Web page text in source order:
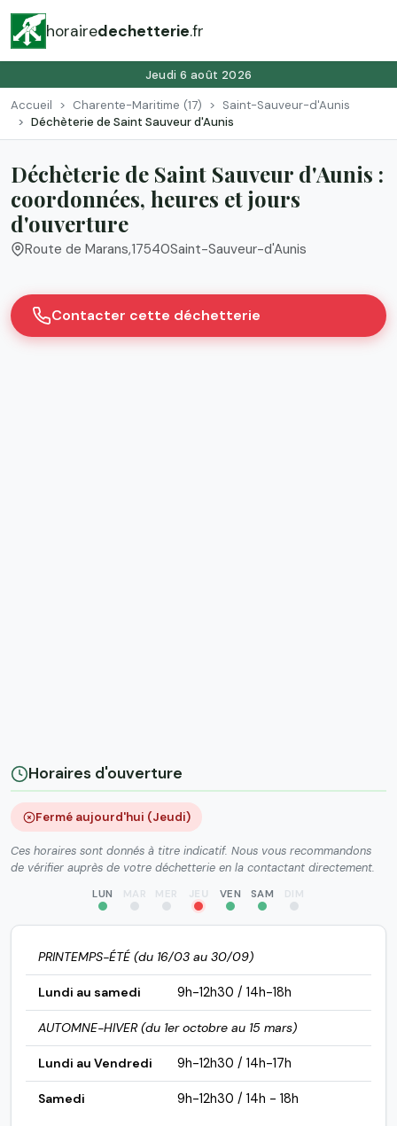
horairedechetterie.fr
Jeudi 6 août 2026
Accueil Charente-Maritime (17)
Saint-Sauveur-d'Aunis
Déchèterie de Saint Sauveur d'Aunis
Déchèterie de Saint Sauveur d'Aunis :
coordonnées, heures et jours
d'ouverture
Route de Marans,17540Saint-Sauveur-d'Aunis
Contacter cette déchetterie
Horaires d'ouverture
Fermé aujourd'hui (Jeudi)
Ces horaires sont donnés à titre indicatif. Nous vous recommandons
de vérifier auprès de votre déchetterie en la contactant directement.
LUN MAR MER JEU VEN SAM DIM
PRINTEMPS-ÉTÉ (du 16/03 au 30/09)
Lundi au samedi 9h-12h30 / 14h-18h
AUTOMNE-HIVER (du 1er octobre au 15 mars)
Lundi au Vendredi 9h-12h30 / 14h-17h
Samedi 9h-12h30 / 14h - 18h